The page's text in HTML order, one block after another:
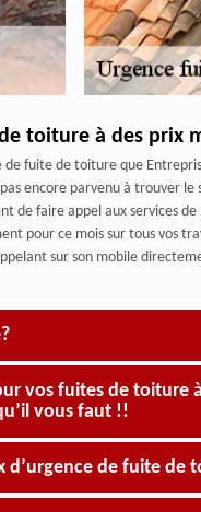
toiture à des prix
fuite de toiture que
encore parvenu à trouver le
de faire appel aux services
pour ce mois sur tous vos
sur son mobile
vos fuites de toiture
vous faut !!
de fuite de